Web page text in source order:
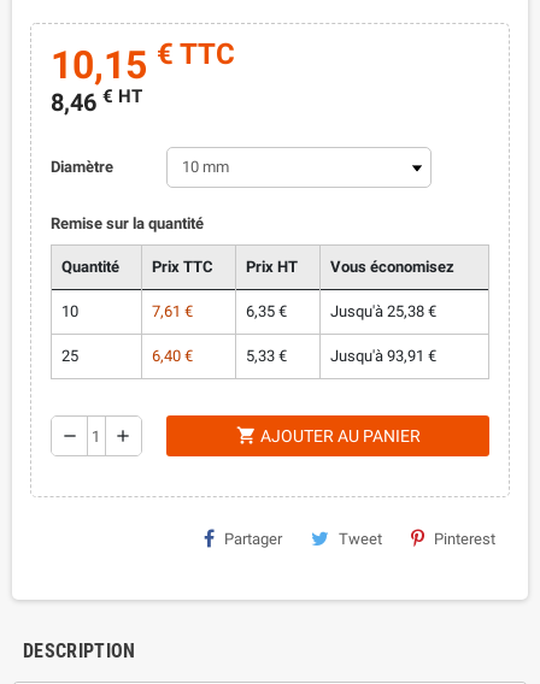
10,15 € TTC
8,46 € HT
Diamètre
Remise sur la quantité
Quantité Prix TTC Prix HT Vous économisez
10 7,61 € 6,35 € Jusqu'à 25,38 €
25 6,40 € 5,33 € Jusqu'à 93,91 €
remove add shopping_cart AJOUTER AU PANIER
Partager Tweet Pinterest
DESCRIPTION